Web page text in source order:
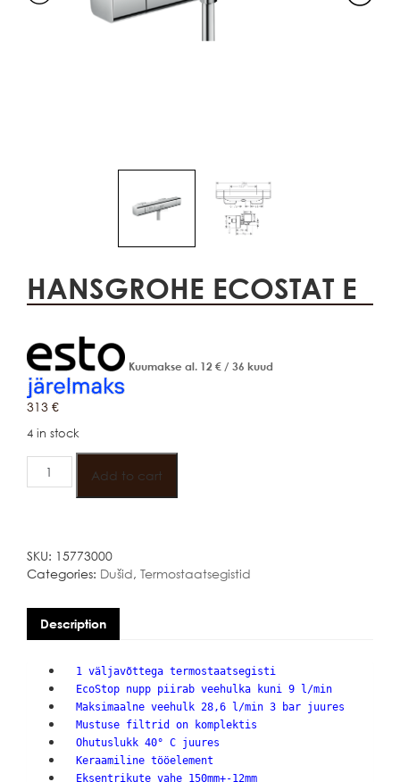
HANSGROHE ECOSTAT E
Kuumakse al. 12 € / 36 kuud
313 €
4 in stock
HANSGROHE
ECOSTAT
Add to cart
SKU: 15773000
Categories: Dušid, Termostaatsegistid
Description
1 väljavõttega termostaatsegisti
EcoStop nupp piirab veehulka kuni 9 l/min
Maksimaalne veehulk 28,6 l/min 3 bar juures
Mustuse filtrid on komplektis
Ohutuslukk 40° C juures
Keraamiline tööelement
Eksentrikute vahe 150mm+-12mm